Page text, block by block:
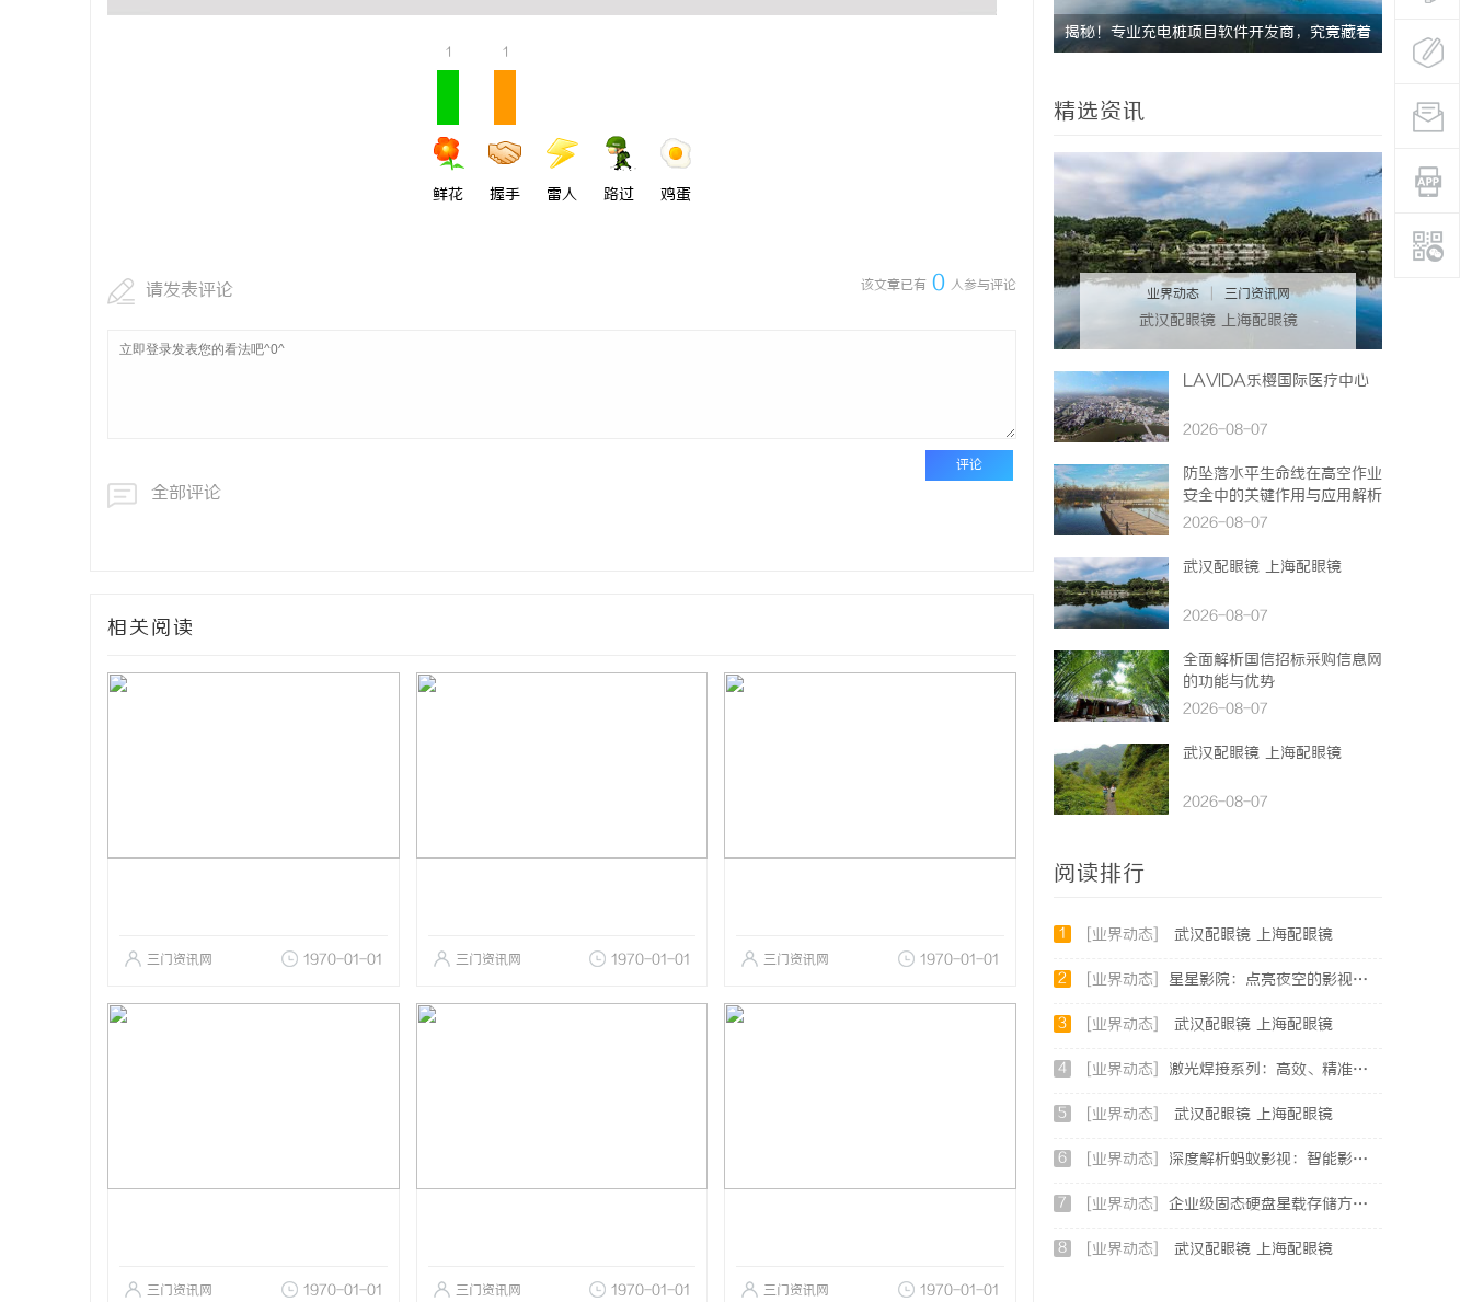
1
鲜花
1
握手 雷人 路过 鸡蛋
该文章已有 0 人参与评论
请发表评论
评论
全部评论
相关阅读
三门资讯网 1970-01-01 三门资讯网 1970-01-01 三门资讯网 1970-01-01
三门资讯网 1970-01-01 三门资讯网 1970-01-01 三门资讯网 1970-01-01
激光切管机：现代制造业的革命性工具 开店最怕
ai却天天
精选资讯
业界动态 三门资讯网
武汉配眼镜 上海配眼镜
LAVIDA乐樱国际医疗中心
2026-08-07
防坠落水平生命线在高空作业
安全中的关键作用与应用解析
2026-08-07
武汉配眼镜 上海配眼镜
2026-08-07
全面解析国信招标采购信息网
的功能与优势
2026-08-07
武汉配眼镜 上海配眼镜
2026-08-07
阅读排行
1 [业界动态] 武汉配眼镜 上海配眼镜
2 [业界动态] 星星影院：点亮夜空的影视盛宴，打造极致观影体验
3 [业界动态] 武汉配眼镜 上海配眼镜
4 [业界动态] 激光焊接系列：高效、精准及环保的制造解决方案
5 [业界动态] 武汉配眼镜 上海配眼镜
6 [业界动态] 深度解析蚂蚁影视：智能影视平台的未来趋势与优势
7 [业界动态] 企业级固态硬盘星载存储方案选购指南
8 [业界动态] 武汉配眼镜 上海配眼镜